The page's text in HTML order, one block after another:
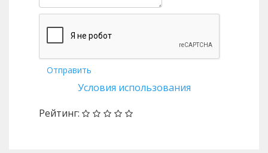
Отправить
Условия использования
Рейтинг: